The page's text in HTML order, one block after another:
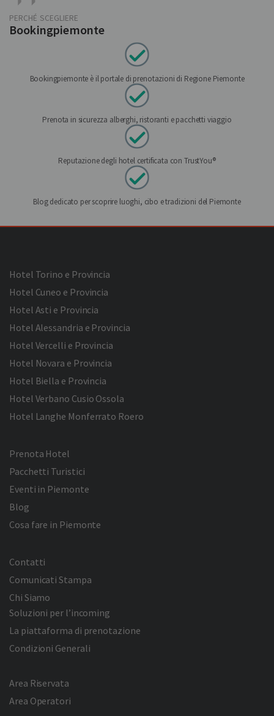
PERCHÉ SCEGLIERE
Bookingpiemonte
Bookingpiemonte è il portale di prenotazioni di Regione Piemonte
Prenota in sicurezza alberghi, ristoranti e pacchetti viaggio
Reputazione degli hotel certificata con TrustYou®
Blog dedicato per scoprire luoghi, cibo e tradizioni del Piemonte
Hotel Torino e Provincia
Hotel Cuneo e Provincia
Hotel Asti e Provincia
Hotel Alessandria e Provincia
Hotel Vercelli e Provincia
Hotel Novara e Provincia
Hotel Biella e Provincia
Hotel Verbano Cusio Ossola
Hotel Langhe Monferrato Roero
Prenota Hotel
Pacchetti Turistici
Eventi in Piemonte
Blog
Cosa fare in Piemonte
Contatti
Comunicati Stampa
Chi Siamo
Soluzioni per l’incoming
La piattaforma di prenotazione
Condizioni Generali
Area Riservata
Area Operatori